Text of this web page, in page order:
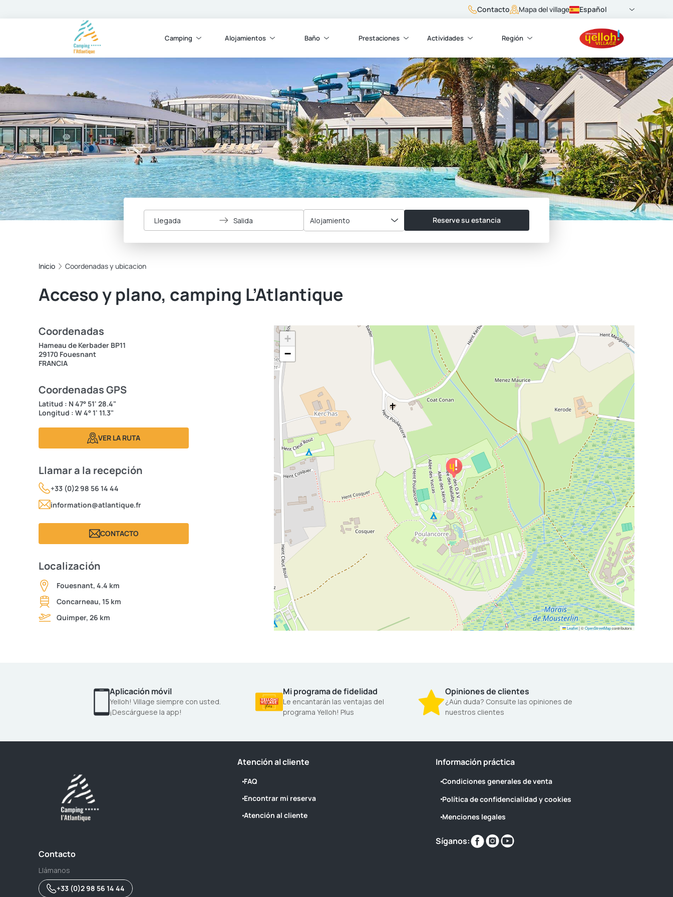
Contacto Mapa del village Español
Camping Alojamientos Baño Prestaciones Actividades Región
Llegada Salida Alojamiento Reserve su estancia
Inicio Coordenadas y ubicacion
Acceso y plano, camping L’Atlantique
Coordenadas
Hameau de Kerbader BP11
29170 Fouesnant
FRANCIA
Coordenadas GPS
Latitud : N 47° 51' 28.4"
Longitud : W 4° 1' 11.3"
VER LA RUTA
Llamar a la recepción
+33 (0)2 98 56 14 44
information@atlantique.fr
CONTACTO
Localización
Fouesnant, 4.4 km
Concarneau, 15 km
Quimper, 26 km
+
−
Leaflet|©OpenStreetMapcontributors
Aplicación móvil
Yelloh! Village siempre con usted.
¡Descárguese la app!
Mi programa de fidelidad
Le encantarán las ventajas del
programa Yelloh! Plus
Opiniones de clientes
¿Aún duda? Consulte las opiniones de
nuestros clientes
Contacto
Llámanos
+33 (0)2 98 56 14 44
Atención al cliente
FAQ
Encontrar mi reserva
Atención al cliente
Información práctica
Condiciones generales de venta
Política de confidencialidad y cookies
Menciones legales
Síganos:
Encuéntranos
en
Encuéntranos
en